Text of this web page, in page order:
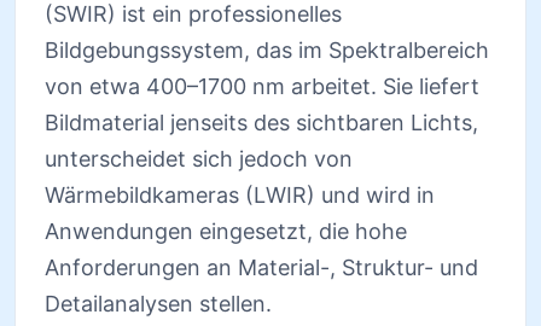
(SWIR) ist ein professionelles
Bildgebungssystem, das im Spektralbereich
von etwa 400–1700 nm arbeitet. Sie liefert
Bildmaterial jenseits des sichtbaren Lichts,
unterscheidet sich jedoch von
Wärmebildkameras (LWIR) und wird in
Anwendungen eingesetzt, die hohe
Anforderungen an Material-, Struktur- und
Detailanalysen stellen.